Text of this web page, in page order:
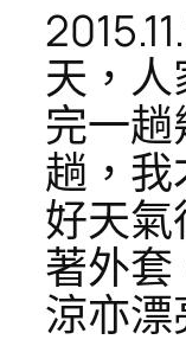
天，
完一
趟，
好天
著外
涼亦漂